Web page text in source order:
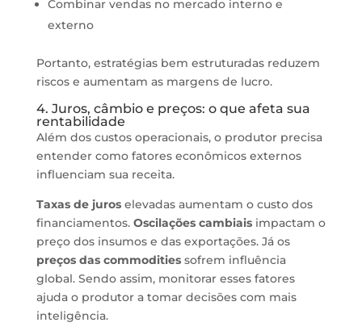
Combinar vendas no mercado interno e
externo
Portanto, estratégias bem estruturadas reduzem
riscos e aumentam as margens de lucro.
4. Juros, câmbio e preços: o que afeta sua
rentabilidade
Além dos custos operacionais, o produtor precisa
entender como fatores econômicos externos
influenciam sua receita.
Taxas de juroselevadas aumentam o custo dos
financiamentos. Oscilações cambiaisimpactam o
preço dos insumos e das exportações. Já os
preços das commoditiessofrem influência
global. Sendo assim, monitorar esses fatores
ajuda o produtor a tomar decisões com mais
inteligência.